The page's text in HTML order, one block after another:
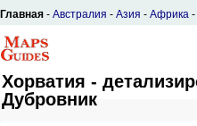
Главная - Австралия - Азия - Африка -
Хорватия -
Дубровник